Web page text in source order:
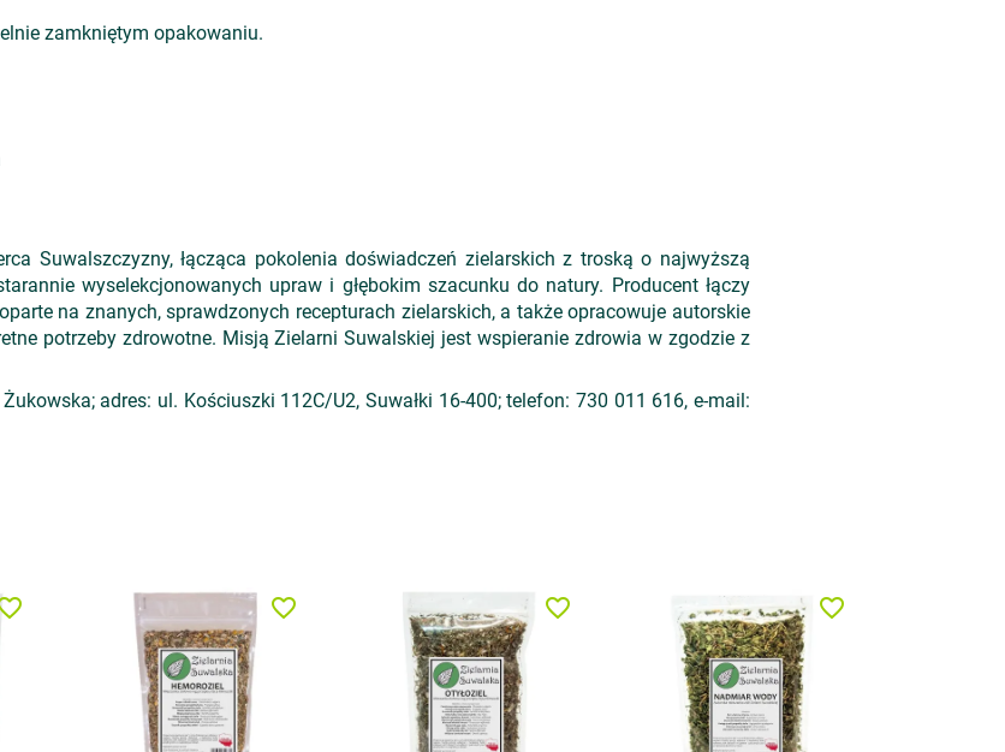
zamkniętym opakowaniu.
Suwalszczyzny, łącząca pokolenia doświadczeń zielarskich z troską o najwyższą
wyselekcjonowanych upraw i głębokim szacunku do natury. Producent łączy
na znanych, sprawdzonych recepturach zielarskich, a także opracowuje autorskie
potrzeby zdrowotne. Misją Zielarni Suwalskiej jest wspieranie zdrowia w zgodzie z
adres: ul. Kościuszki 112C/U2, Suwałki 16-400; telefon: 730 011 616, e-mail:
favorite_border favorite_border favorite_border